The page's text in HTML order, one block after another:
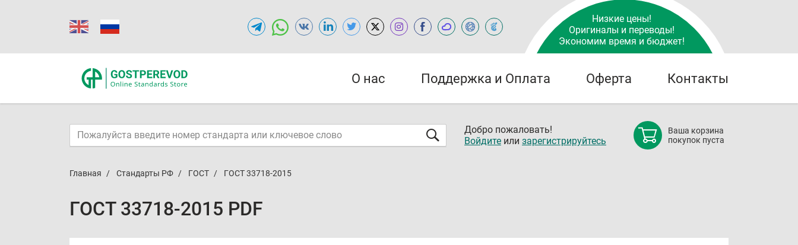
Низкие цены!
Оригиналы и переводы!
Экономим время и бюджет!
О нас Поддержка и Оплата Оферта Контакты
Добро пожаловать!
Войдите или зарегистрируйтесь
Ваша корзина
покупок пуста
Главная Стандарты РФ ГОСТ ГОСТ 33718-2015
ГОСТ 33718-2015 PDF